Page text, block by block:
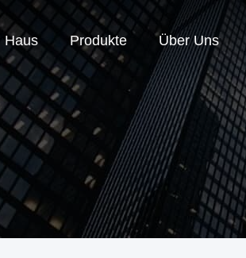
Haus Produkte Über Uns